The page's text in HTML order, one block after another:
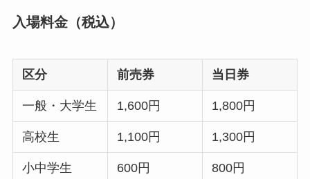
入場料金（税込）
区分 前売券 当日券
一般・大学生 1,600円 1,800円
高校生 1,100円 1,300円
小中学生 600円 800円